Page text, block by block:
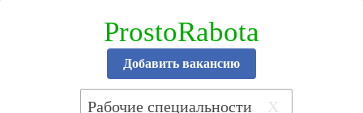
ProstoRabota
Добавить вакансию
X